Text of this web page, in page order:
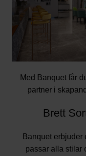
Med Banquet får
partner i
Brett
Banquet erbjuder
passar alla stilar